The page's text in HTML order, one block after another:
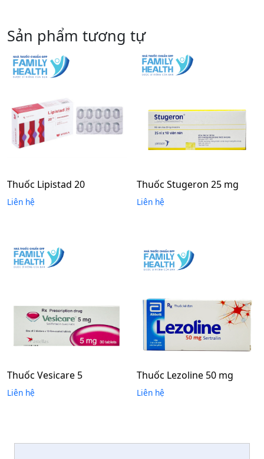
Sản phẩm tương tự
Thuốc Lipistad 20
Liên hệ
Thuốc Stugeron 25 mg
Liên hệ
Thuốc Vesicare 5
Liên hệ
Thuốc Lezoline 50 mg
Liên hệ